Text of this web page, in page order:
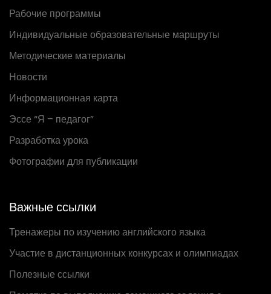
Рабочие программы
Индивидуальные образовательные маршруты
Методические материалы
Новости
Информационная карта
Эссе “Я – педагог”
Разработка урока
Фотографии для публикации
Важные ссылки
Тренажеры по изучению английского языка
Участие в дистанционных конкурсах и олимпиадах
Полезные ссылки